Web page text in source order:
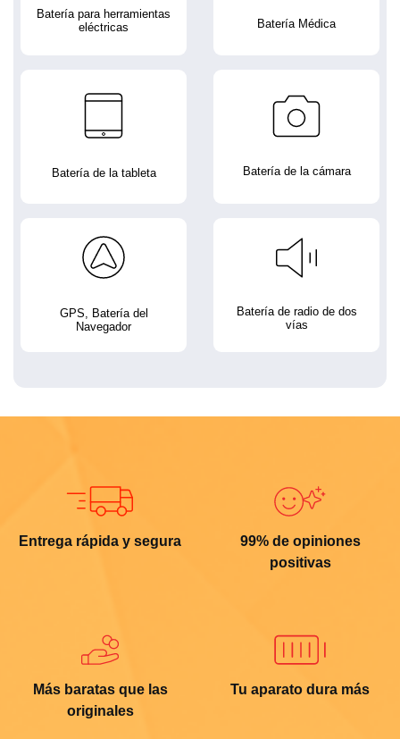
Batería para herramientas
eléctricas
Batería Médica
Batería de la tableta Batería de la cámara
GPS, Batería del
Navegador
Batería de radio de dos
vías
Entrega rápida y segura
99% de opiniones
positivas
Más baratas que las
originales
Tu aparato dura más